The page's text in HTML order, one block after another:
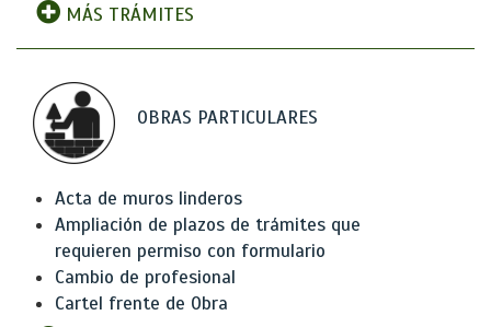
MÁS TRÁMITES
OBRAS PARTICULARES
Acta de muros linderos
Ampliación de plazos de trámites que
requieren permiso con formulario
Cambio de profesional
Cartel frente de Obra